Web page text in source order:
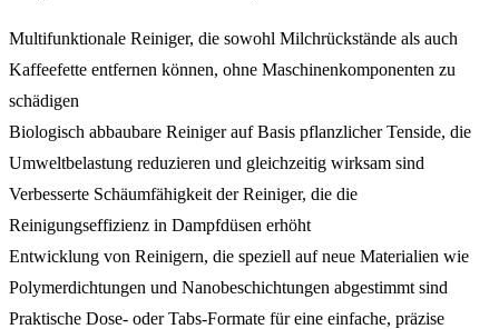
Multifunktionale Reiniger, die sowohl Milchrückstände als auch
Kaffeefette entfernen können, ohne Maschinenkomponenten zu
schädigen
Biologisch abbaubare Reiniger auf Basis pflanzlicher Tenside, die
Umweltbelastung reduzieren und gleichzeitig wirksam sind
Verbesserte Schäumfähigkeit der Reiniger, die die
Reinigungseffizienz in Dampfdüsen erhöht
Entwicklung von Reinigern, die speziell auf neue Materialien wie
Polymerdichtungen und Nanobeschichtungen abgestimmt sind
Praktische Dose- oder Tabs-Formate für eine einfache, präzise